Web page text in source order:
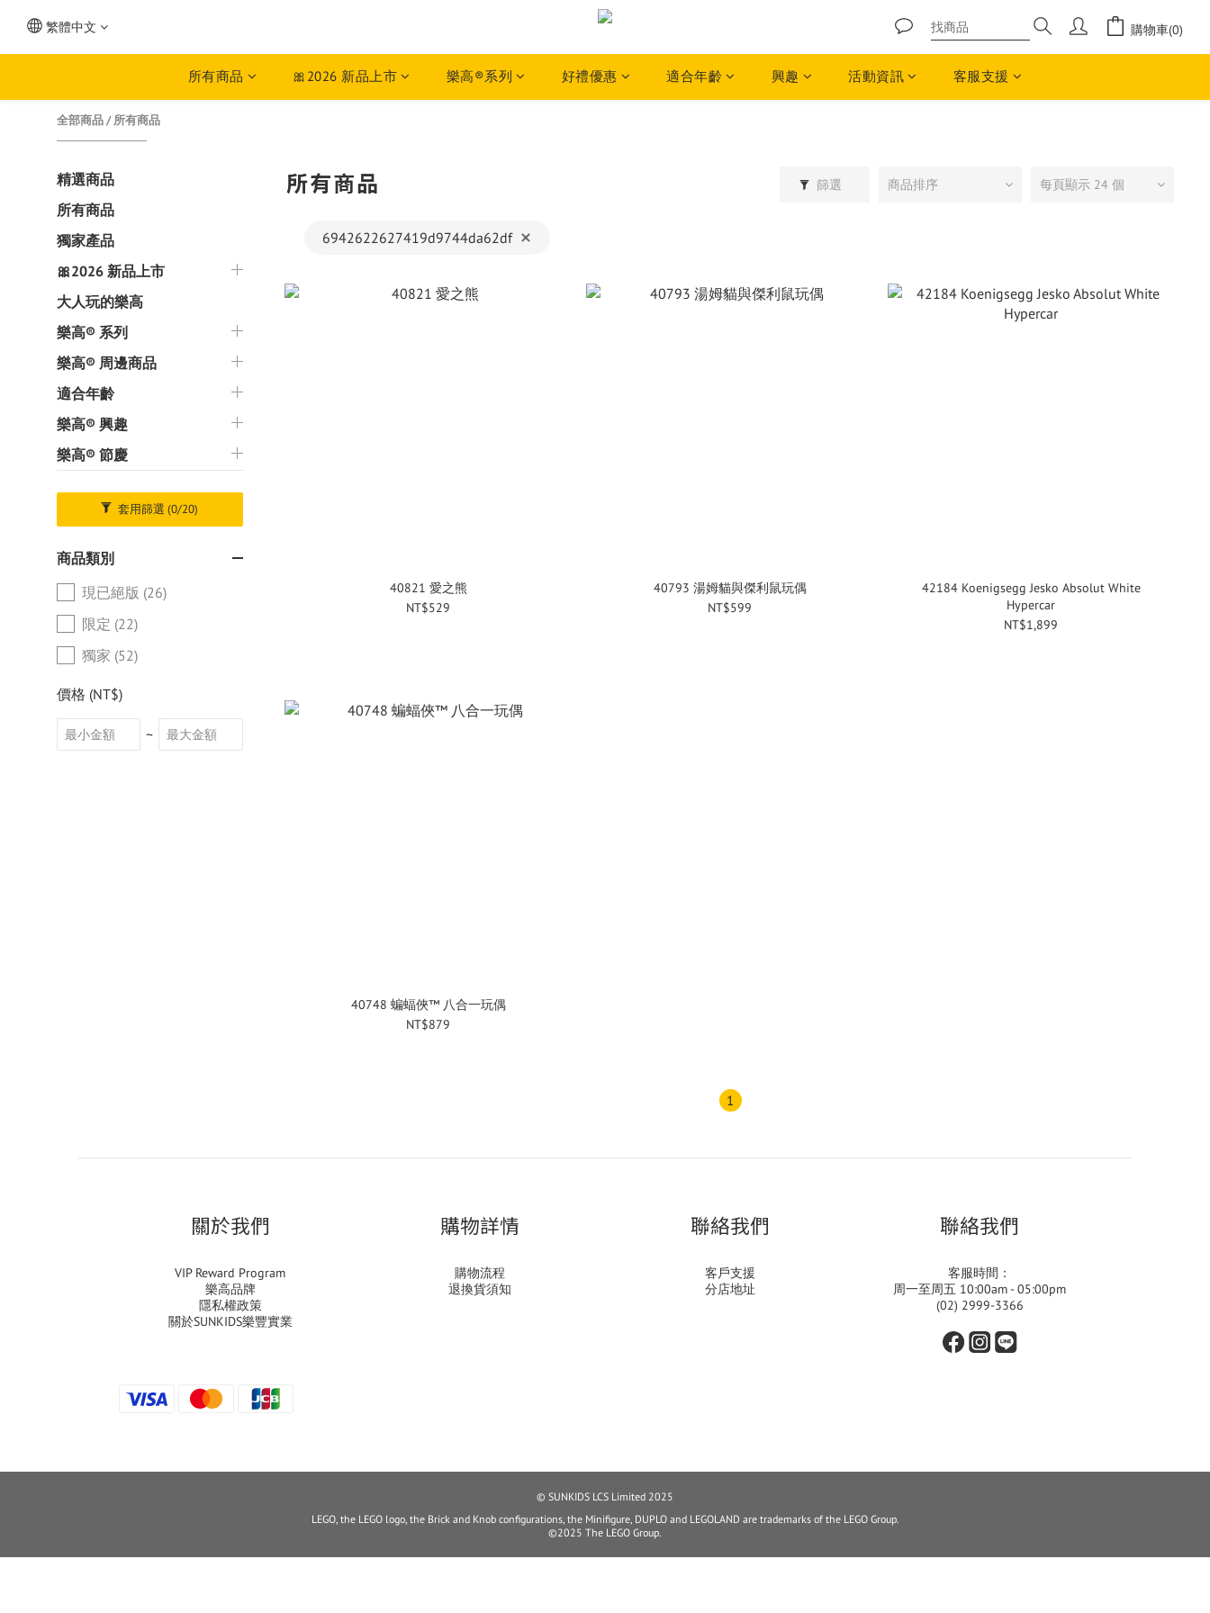
繁體中文 購物車(0)
所有商品 🎀2026 新品上市 樂高®系列 好禮優惠 適合年齡 興趣 活動資訊 客服支援
全部商品/所有商品
精選商品
所有商品
獨家產品
🎀2026 新品上市
大人玩的樂高
樂高® 系列
樂高® 周邊商品
適合年齡
樂高® 興趣
樂高® 節慶
套用篩選(0/20)
商品類別
現已絕版 (26)
限定 (22)
獨家 (52)
價格 (NT$)
~
所有商品 篩選 商品排序 每頁顯示 24 個
6942622627419d9744da62df
40821 愛之熊
NT$529
40793 湯姆貓與傑利鼠玩偶
NT$599
42184 Koenigsegg Jesko Absolut White
Hypercar
NT$1,899
40748 蝙蝠俠™ 八合一玩偶
NT$879
1
關於我們
VIP Reward Program
樂高品牌
隱私權政策
關於SUNKIDS樂豐實業
購物詳情
購物流程
退換貨須知
聯絡我們
客戶支援
分店地址
聯絡我們
客服時間：
周一至周五 10:00am - 05:00pm
(02) 2999-3366
© SUNKIDS LCS Limited 2025
LEGO, the LEGO logo, the Brick and Knob configurations, the Minifigure, DUPLO and LEGOLAND are trademarks of the LEGO Group.
©2025 The LEGO Group.